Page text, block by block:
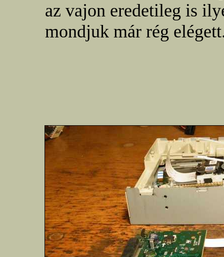
az vajon eredetileg is
mondjuk már rég